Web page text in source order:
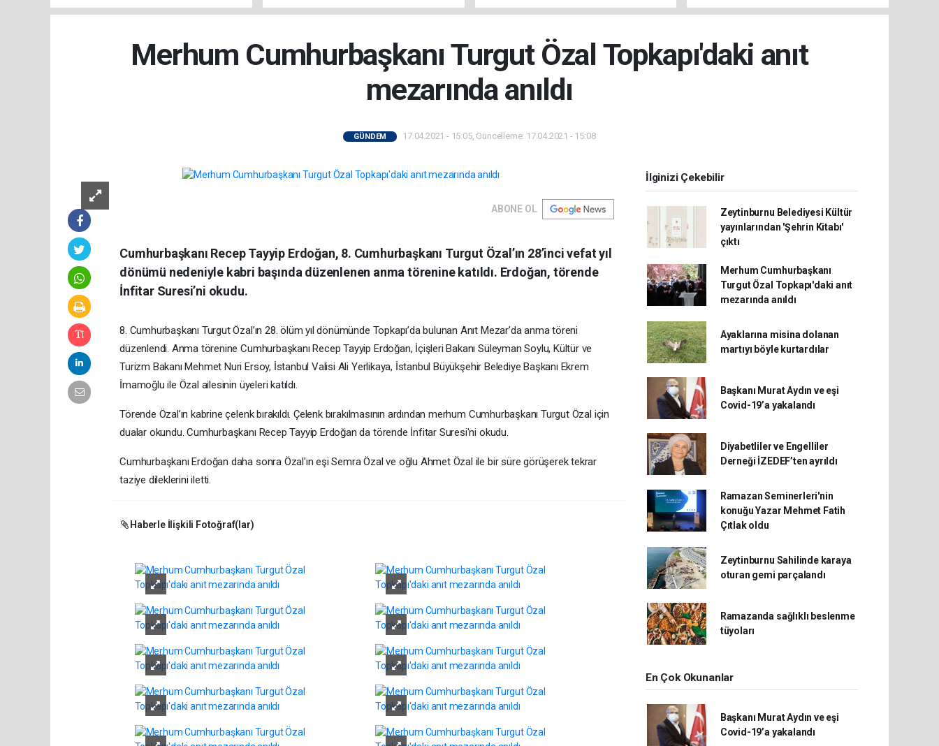
SÜRÜYOR
atandı
HAZIRLIKLAR SÜRÜYOR
Merhum Cumhurbaşkanı Turgut Özal Topkapı'daki anıt
mezarında anıldı
GÜNDEM 17.04.2021 - 15:05, Güncelleme: 17.04.2021 - 15:08
ABONE OL
Cumhurbaşkanı Recep Tayyip Erdoğan, 8. Cumhurbaşkanı Turgut Özal’ın 28’inci vefat yıl
dönümü nedeniyle kabri başında düzenlenen anma törenine katıldı. Erdoğan, törende
İnfitar Suresi’ni okudu.
8. Cumhurbaşkanı Turgut Özal’ın 28. ölüm yıl dönümünde Topkapı’da bulunan Anıt Mezar’da anma töreni
düzenlendi. Anma törenine Cumhurbaşkanı Recep Tayyip Erdoğan, İçişleri Bakanı Süleyman Soylu, Kültür ve
Turizm Bakanı Mehmet Nuri Ersoy, İstanbul Valisi Ali Yerlikaya, İstanbul Büyükşehir Belediye Başkanı Ekrem
İmamoğlu ile Özal ailesinin üyeleri katıldı.
Törende Özal’ın kabrine çelenk bırakıldı. Çelenk bırakılmasının ardından merhum Cumhurbaşkanı Turgut Özal için
dualar okundu. Cumhurbaşkanı Recep Tayyip Erdoğan da törende İnfitar Suresi'ni okudu.
Cumhurbaşkanı Erdoğan daha sonra Özal'ın eşi Semra Özal ve oğlu Ahmet Özal ile bir süre görüşerek tekrar
taziye dileklerini iletti.
Haberle İlişkili Fotoğraf(lar)
İlginizi Çekebilir
Zeytinburnu Belediyesi Kültür
yayınlarından 'Şehrin Kitabı'
çıktı
Merhum Cumhurbaşkanı
Turgut Özal Topkapı'daki anıt
mezarında anıldı
Ayaklarına misina dolanan
martıyı böyle kurtardılar
Başkanı Murat Aydın ve eşi
Covid-19’a yakalandı
Diyabetliler ve Engelliler
Derneği İZEDEF’ten ayrıldı
Ramazan Seminerleri'nin
konuğu Yazar Mehmet Fatih
Çıtlak oldu
Zeytinburnu Sahilinde karaya
oturan gemi parçalandı
Ramazanda sağlıklı beslenme
tüyoları
En Çok Okunanlar
Başkanı Murat Aydın ve eşi
Covid-19’a yakalandı